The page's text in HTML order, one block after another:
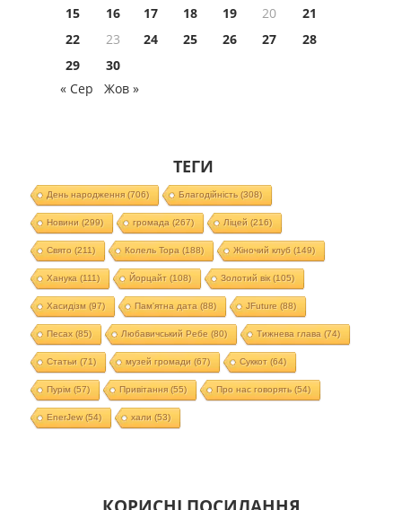
15
16 17 18 19 20
21
22
23 24 25 26 27
28
29
30
« Сер
Жов »
ТЕГИ
День народження(706) Благодійність (308)
Новини (299) громада (267) Ліцей (216)
Свято (211) Колель Тора (188) Жіночий клуб (149)
Ханука (111) Йорцайт (108) Золотий вік(105)
Хасидізм (97) Пам'ятна дата (88) JFuture (88)
Песах(85) Любавичський Ребе (80) Тижнева глава (74)
Статьи (71) музей громади (67) Суккот (64)
Пурім (57) Привітання(55) Про нас говорять (54)
EnerJew(54) хали (53)